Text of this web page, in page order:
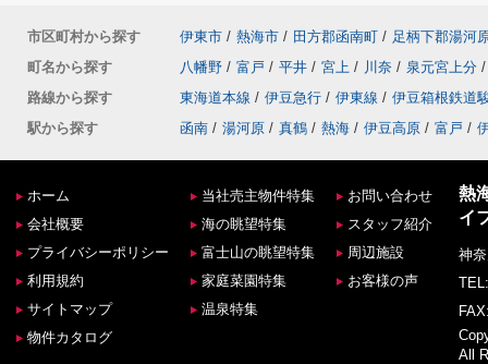
市区町村から探す 伊東市 / 熱海市 / 田方郡函南町 / 足柄下郡湯河
町名から探す
八幡野 / 富戸 / 平井 / 宮上 / 川奈 / 泉元宮上分 /
路線から探す
東海道本線 / 伊豆急行 / 伊東線 / 伊豆箱根鉄道
駅から探す
函南 / 湯河原 / 真鶴 / 熱海 / 伊豆高原 / 富戸 /
ホーム
会社概要
プライバシーポリシー
利用規約
サイトマップ
物件カタログ
当社売主物件特集
海の眺望特集
富士山の眺望特集
家庭菜園特集
温泉特集
お問い合わせ
スタッフ紹介
周辺施設
お客様の声
熱
イ
神
All